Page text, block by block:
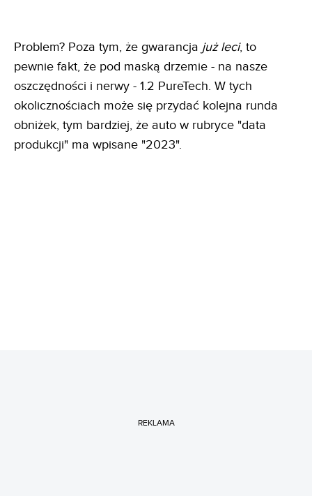
Problem? Poza tym, że gwarancja już leci, to
pewnie fakt, że pod maską drzemie - na nasze
oszczędności i nerwy - 1.2 PureTech. W tych
okolicznościach może się przydać kolejna runda
obniżek, tym bardziej, że auto w rubryce "data
produkcji" ma wpisane "2023".
REKLAMA